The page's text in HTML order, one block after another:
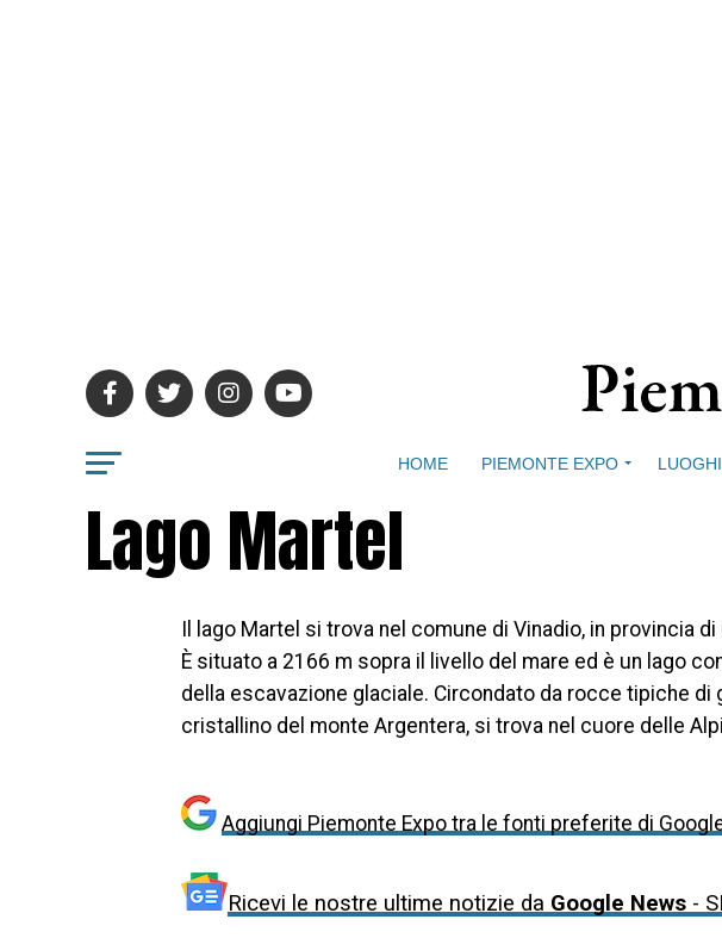
HOME PIEMONTE EXPO LUOGHI
Lago Martel
Il lago Martel si trova nel comune di Vinadio, in provincia
È situato a 2166 m sopra il livello del mare ed è un lago
della escavazione glaciale. Circondato da rocce tipiche
cristallino del monte Argentera, si trova nel cuore delle
Aggiungi Piemonte Expo tra le fonti preferite di
Ricevi le nostre ultime notizie da Google News -